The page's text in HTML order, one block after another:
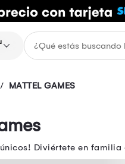
MATTEL GAMES
Diviértete en